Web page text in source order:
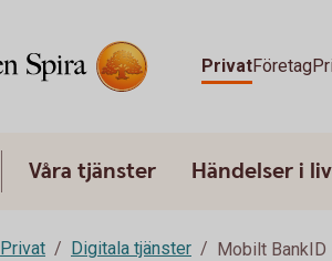
PrivatFöretag
Våra tjänster Händelser i
Privat Digitala tjänster Mobilt BankID